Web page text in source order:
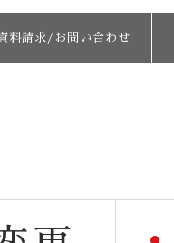
料請求/お問い合わせ